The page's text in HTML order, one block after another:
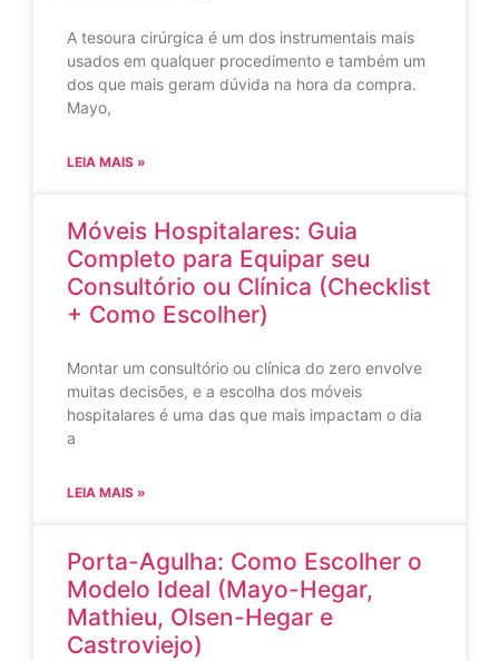
A tesoura cirúrgica é um dos instrumentais mais
usados em qualquer procedimento e também um
dos que mais geram dúvida na hora da compra.
Mayo,
LEIA MAIS »
Móveis Hospitalares: Guia
Completo para Equipar seu
Consultório ou Clínica (Checklist
+ Como Escolher)
Montar um consultório ou clínica do zero envolve
muitas decisões, e a escolha dos móveis
hospitalares é uma das que mais impactam o dia
a
LEIA MAIS »
Porta-Agulha: Como Escolher o
Modelo Ideal (Mayo-Hegar,
Mathieu, Olsen-Hegar e
Castroviejo)